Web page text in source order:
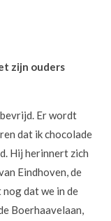
zijn ouders
Er wordt
dat ik chocolade
Hij herinnert zich
Eindhoven, de
nog dat we in de
Boerhaavelaan,